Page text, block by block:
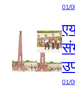
01/
01/